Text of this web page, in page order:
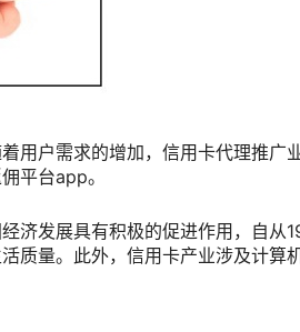
用户需求的增加，信用卡代理推广
平台app。
济发展具有积极的促进作用，自从
质量。此外，信用卡产业涉及计算机